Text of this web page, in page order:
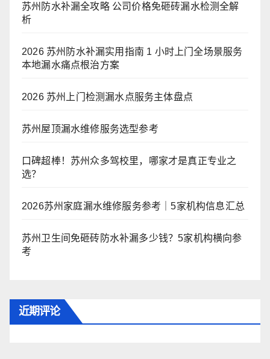
苏州防水补漏全攻略 公司价格免砸砖漏水检测全解
析
2026 苏州防水补漏实用指南 1 小时上门全场景服务
本地漏水痛点根治方案
2026 苏州上门检测漏水点服务主体盘点
苏州屋顶漏水维修服务选型参考
口碑超棒！苏州众多驾校里，哪家才是真正专业之
选？
2026苏州家庭漏水维修服务参考｜5家机构信息汇总
苏州卫生间免砸砖防水补漏多少钱？5家机构横向参
考
近期评论